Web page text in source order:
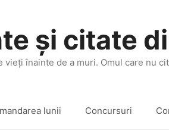
și citate
înainte de a muri. Omul care nu
lunii Concursuri